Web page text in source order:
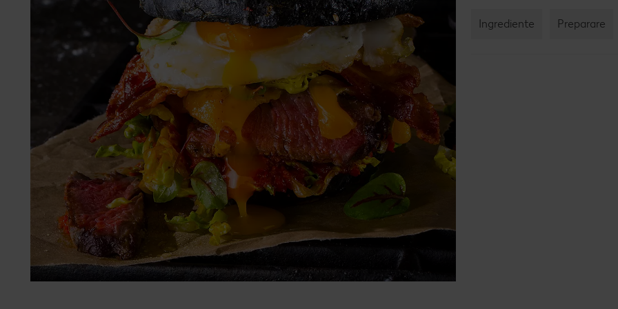
Ingrediente Preparare